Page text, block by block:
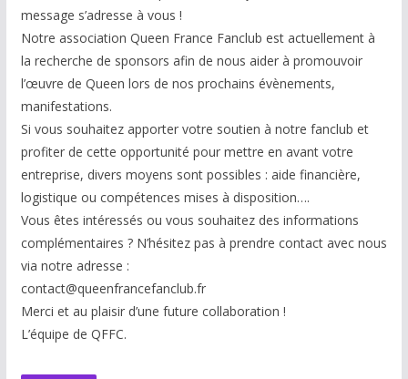
message s’adresse à vous !
Notre association Queen France Fanclub est actuellement à
la recherche de sponsors afin de nous aider à promouvoir
l’œuvre de Queen lors de nos prochains évènements,
manifestations.
Si vous souhaitez apporter votre soutien à notre fanclub et
profiter de cette opportunité pour mettre en avant votre
entreprise, divers moyens sont possibles : aide financière,
logistique ou compétences mises à disposition….
Vous êtes intéressés ou vous souhaitez des informations
complémentaires ? N’hésitez pas à prendre contact avec nous
via notre adresse :
contact@queenfrancefanclub.fr
Merci et au plaisir d’une future collaboration !
L’équipe de QFFC.